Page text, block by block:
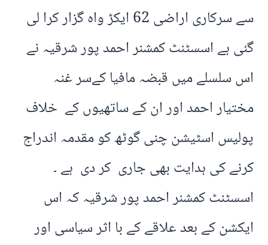
سے سرکاری اراضی 62 ایکڑ واہ گزار کرا لی
گئی ہے اسسٹنٹ کمشنر احمد پور شرقیہ نے
اس سلسلے میں قبضہ مافیا کےسر غنہ
مختیار احمد اور ان کے ساتھیوں کے خلاف
پولیس اسٹیشن چنی گوٹھ کو مقدمہ اندراج
کرنے کی ہدایت بھی جاری کر دی ہے ۔
اسسٹنٹ کمشنر احمد پور شرقیہ کہ اس
ایکشن کے بعد علاقے کے با اثر سیاسی اور